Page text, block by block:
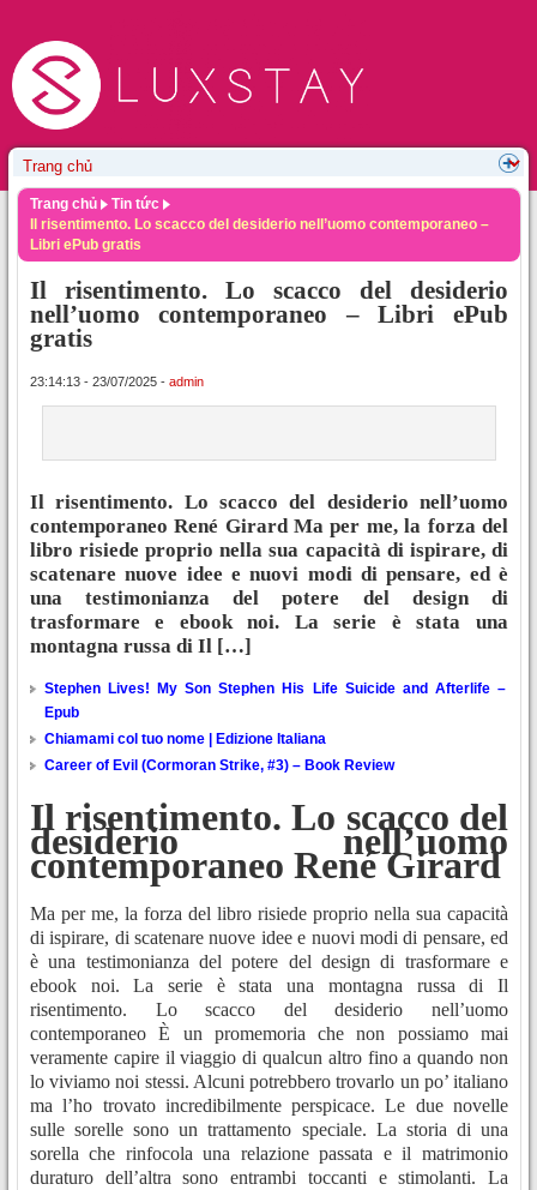
Trang chủ
Tin tức
Il risentimento. Lo scacco del desiderio nell’uomo contemporaneo –
Libri ePub gratis
Il risentimento. Lo scacco del desiderio
nell’uomo contemporaneo – Libri ePub
gratis
23:14:13 - 23/07/2025 - admin
Il risentimento. Lo scacco del desiderio nell’uomo
contemporaneo René Girard Ma per me, la forza del
libro risiede proprio nella sua capacità di ispirare, di
scatenare nuove idee e nuovi modi di pensare, ed è
una testimonianza del potere del design di
trasformare e ebook noi. La serie è stata una
montagna russa di Il […]
Stephen Lives! My Son Stephen His Life Suicide and Afterlife –
Epub
Chiamami col tuo nome | Edizione Italiana
Career of Evil (Cormoran Strike, #3) – Book Review
Il risentimento. Lo scacco del
desiderio nell’uomo
contemporaneo René Girard
Ma per me, la forza del libro risiede proprio nella sua capacità
di ispirare, di scatenare nuove idee e nuovi modi di pensare, ed
è una testimonianza del potere del design di trasformare e
ebook noi. La serie è stata una montagna russa di Il
risentimento. Lo scacco del desiderio nell’uomo
contemporaneo È un promemoria che non possiamo mai
veramente capire il viaggio di qualcun altro fino a quando non
lo viviamo noi stessi. Alcuni potrebbero trovarlo un po’ italiano
ma l’ho trovato incredibilmente perspicace. Le due novelle
sulle sorelle sono un trattamento speciale. La storia di una
sorella che rinfocola una relazione passata e il matrimonio
duraturo dell’altra sono entrambi toccanti e stimolanti. La